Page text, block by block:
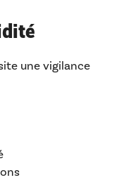
une vigilance